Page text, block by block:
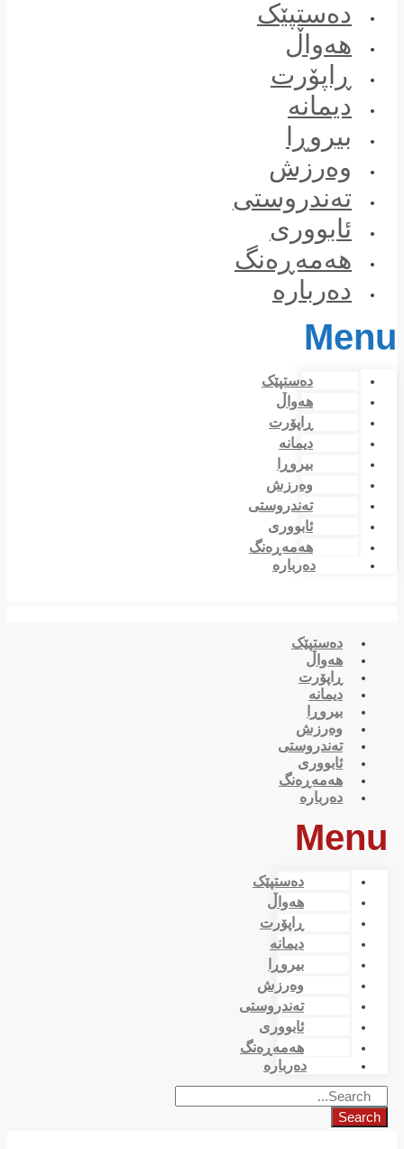
دەستپێک
هەواڵ
ڕاپۆرت
دیمانە
بیروڕا
وەرزش
تەندروستی
ئابووری
هەمەڕەنگ
دەربارە
Menu
دەستپێک
هەواڵ
ڕاپۆرت
دیمانە
بیروڕا
وەرزش
تەندروستی
ئابووری
هەمەڕەنگ
دەربارە
دەستپێک
هەواڵ
ڕاپۆرت
دیمانە
بیروڕا
وەرزش
تەندروستی
ئابووری
هەمەڕەنگ
دەربارە
Menu
دەستپێک
هەواڵ
ڕاپۆرت
دیمانە
بیروڕا
وەرزش
تەندروستی
ئابووری
هەمەڕەنگ
دەربارە
Search